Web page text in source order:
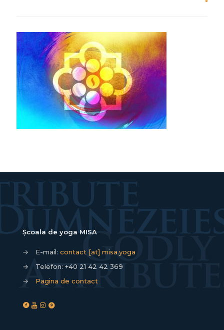
Școala de yoga MISA
→ E-mail: contact [at] misa.yoga
→
Telefon: +40 21 42 42 369
→
Pagina de contact